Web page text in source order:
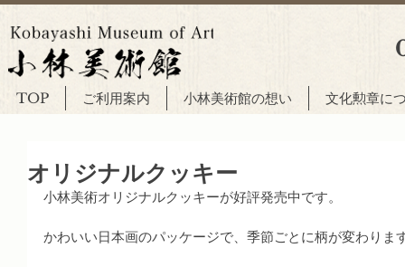
TOP ご利用案内 小林美術館の想い 文化勲章に
オリジナルクッキー
小林美術オリジナルクッキーが好評発売中です。
かわいい日本画のパッケージで、季節ごとに柄が変わりま